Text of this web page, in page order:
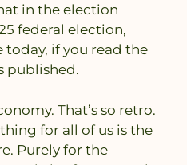
in the election
federal election,
if you read the
published.
That’s so retro.
for all of us is the
Purely for the